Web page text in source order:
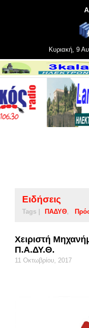
Κυριακή, 9
Ειδήσεις
Tags | ΠΑΔΥΘ
Χειριστή
Π.Α.ΔΥ.Θ.
11 Οκτωβρίου, 2017